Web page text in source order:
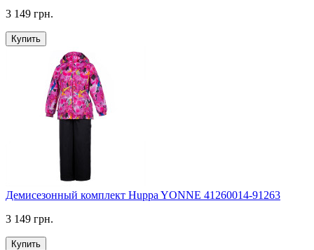
3 149 грн.
Купить
Демисезонный комплект Huppa YONNE 41260014-91263
3 149 грн.
Купить